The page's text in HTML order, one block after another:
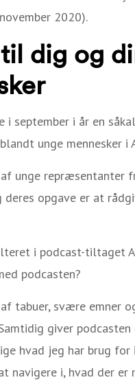
2020).
dig og
i september i år en
unge mennesker
unge repræsentanter
deres opgave er at
i podcast-tiltaget
podcasten?
tabuer, svære emner
giver
hvad jeg har brug
navigere i, hvad der